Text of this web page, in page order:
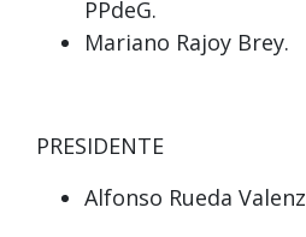
PPdeG.
Mariano Rajoy Brey.
PRESIDENTE
Alfonso Rueda